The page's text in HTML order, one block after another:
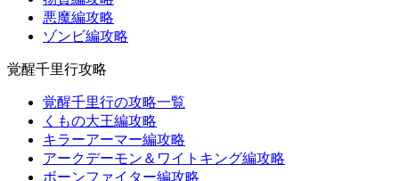
悪魔編攻略
ゾンビ編攻略
覚醒千里行攻略
覚醒千里行の攻略一覧
くもの大王編攻略
キラーアーマー編攻略
アークデーモン＆ワイトキング編攻略
ボーンファイター編攻略